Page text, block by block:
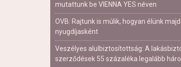
mutattunk be VIENNA YES néven
OVB: Rajtunk is múlik, hogyan élünk majd
nyugdíjasként
Veszélyes alulbiztosítottság: A
szerződések 55 százaléka legalább